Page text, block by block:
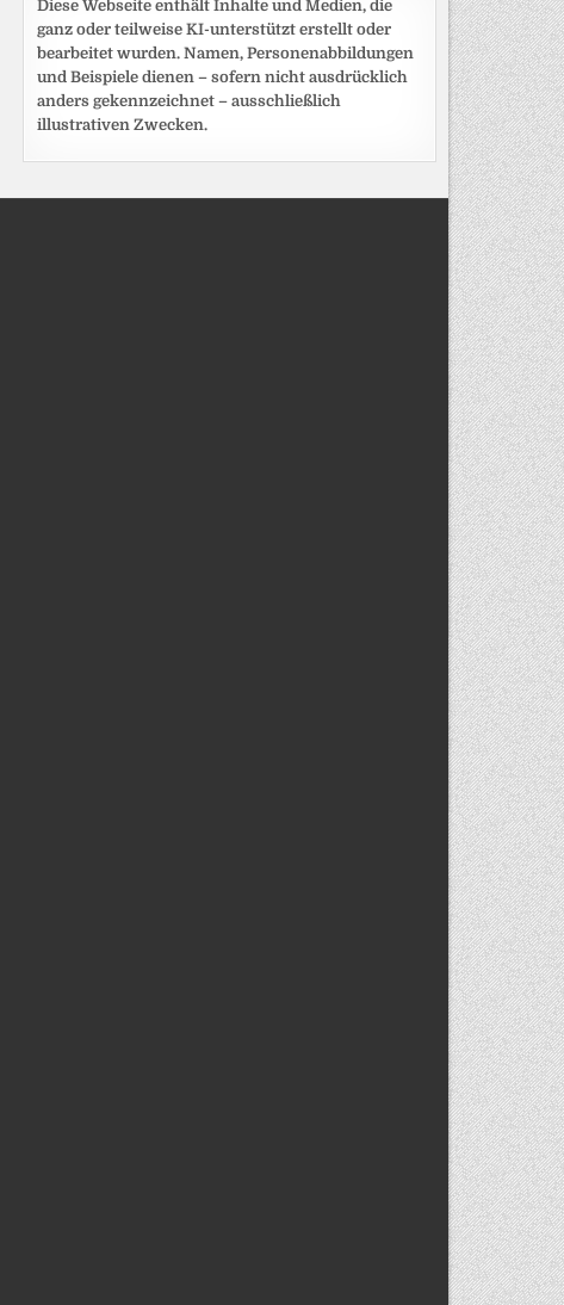
Diese Webseite enthält Inhalte und Medien, die
ganz oder teilweise KI-unterstützt erstellt oder
bearbeitet wurden. Namen, Personenabbildungen
und Beispiele dienen – sofern nicht ausdrücklich
anders gekennzeichnet – ausschließlich
illustrativen Zwecken.